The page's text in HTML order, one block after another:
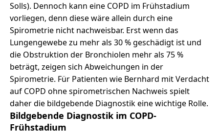
Solls). Dennoch kann eine COPD im Frühstadium
vorliegen, denn diese wäre allein durch eine
Spirometrie nicht nachweisbar. Erst wenn das
Lungengewebe zu mehr als 30 % geschädigt ist und
die Obstruktion der Bronchiolen mehr als 75 %
beträgt, zeigen sich Abweichungen in der
Spirometrie. Für Patienten wie Bernhard mit Verdacht
auf COPD ohne spirometrischen Nachweis spielt
daher die bildgebende Diagnostik eine wichtige Rolle.
Bildgebende Diagnostik im COPD-
Frühstadium